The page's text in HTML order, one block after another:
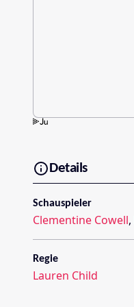
Details
Schauspieler
Clementine Cowell,
Regie
Lauren Child